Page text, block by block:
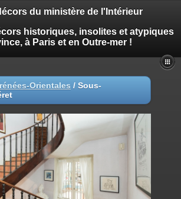
du ministère de l'Intérieur
historiques, insolites et atypiques
à Paris et en Outre-mer !
Orientales / Sous-